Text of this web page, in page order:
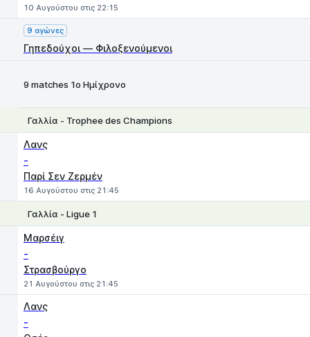
10 Αυγούστου στις 22:15
9 αγώνες
Γηπεδούχοι — Φιλοξενούμενοι
9 matches 1ο Ημίχρονο
Γαλλία - Trophee des Champions
Λανς
-
Παρί Σεν Ζερμέν
16 Αυγούστου στις 21:45
Γαλλία - Ligue 1
Μαρσέιγ
-
Στρασβούργο
21 Αυγούστου στις 21:45
Λανς
-